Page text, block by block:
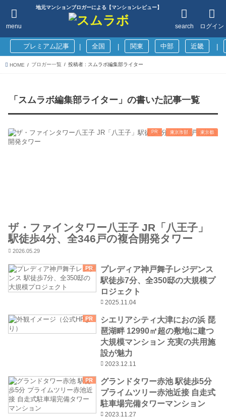
地元マンションブロガーによる【マンションレビュー】
ログイン
search
menu
プレミアム記事 全国 関東 中部 近畿
HOME ブロガー一覧 投稿者 : スムラボ編集部ライター
「スムラボ編集部ライター」の書いた記事一覧
PR 東京市部 東京都
ザ・ファインタワー八王子 JR「八王子」
駅徒歩4分、全346戸の複合開発タワー
2026.05.29
PR
プレディア神戸舞子レジデンス
駅徒歩7分、全350邸の大規模プ
ロジェクト
2025.11.04
PR
シエリアシティ大津におの浜 琵
琶湖畔 12990㎡超の敷地に建つ
大規模マンション 充実の共用施
設が魅力
2023.12.11
PR
グランドタワー赤池 駅徒歩5分
プライムツリー赤池近接 自走式
駐車場完備タワーマンション
2023.11.27